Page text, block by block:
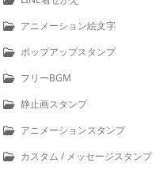
アニメーション絵文字
ポップアップスタンプ
フリーBGM
静止画スタンプ
アニメーションスタンプ
カスタム / メッセージスタンプ